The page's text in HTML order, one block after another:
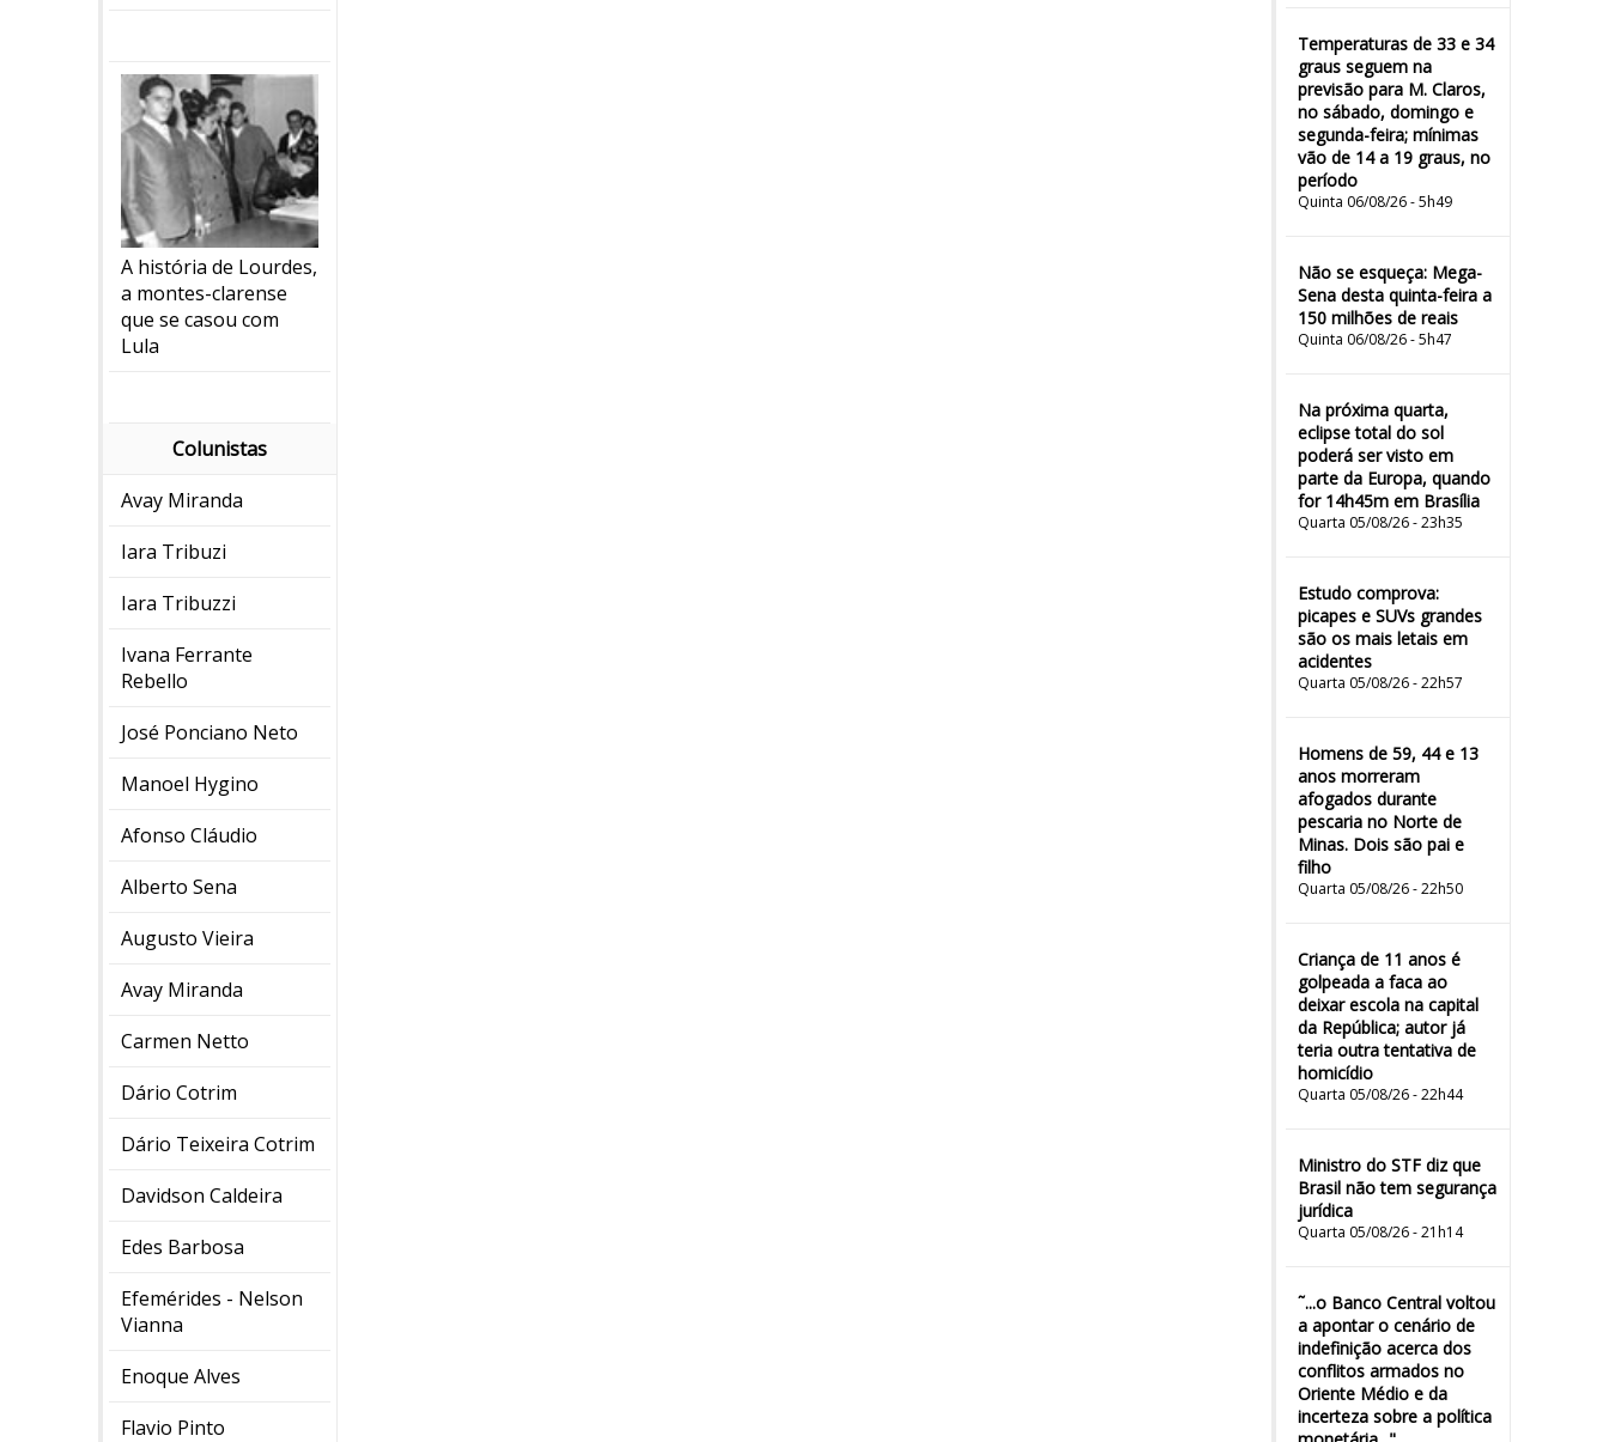
A história de Lourdes,
a montes-clarense
que se casou com
Lula
Colunistas
Avay Miranda
Iara Tribuzi
Iara Tribuzzi
Ivana Ferrante
Rebello
José Ponciano Neto
Manoel Hygino
Afonso Cláudio
Alberto Sena
Augusto Vieira
Avay Miranda
Carmen Netto
Dário Cotrim
Dário Teixeira Cotrim
Davidson Caldeira
Edes Barbosa
Efemérides - Nelson
Vianna
Enoque Alves
Flavio Pinto
Temperaturas de 33 e 34
graus seguem na
previsão para M. Claros,
no sábado, domingo e
segunda-feira; mínimas
vão de 14 a 19 graus, no
período
Quinta 06/08/26 - 5h49
Não se esqueça: Mega-
Sena desta quinta-feira a
150 milhões de reais
Quinta 06/08/26 - 5h47
Na próxima quarta,
eclipse total do sol
poderá ser visto em
parte da Europa, quando
for 14h45m em Brasília
Quarta 05/08/26 - 23h35
Estudo comprova:
picapes e SUVs grandes
são os mais letais em
acidentes
Quarta 05/08/26 - 22h57
Homens de 59, 44 e 13
anos morreram
afogados durante
pescaria no Norte de
Minas. Dois são pai e
filho
Quarta 05/08/26 - 22h50
Criança de 11 anos é
golpeada a faca ao
deixar escola na capital
da República; autor já
teria outra tentativa de
homicídio
Quarta 05/08/26 - 22h44
Ministro do STF diz que
Brasil não tem segurança
jurídica
Quarta 05/08/26 - 21h14
˜...o Banco Central voltou
a apontar o cenário de
indefinição acerca dos
conflitos armados no
Oriente Médio e da
incerteza sobre a política